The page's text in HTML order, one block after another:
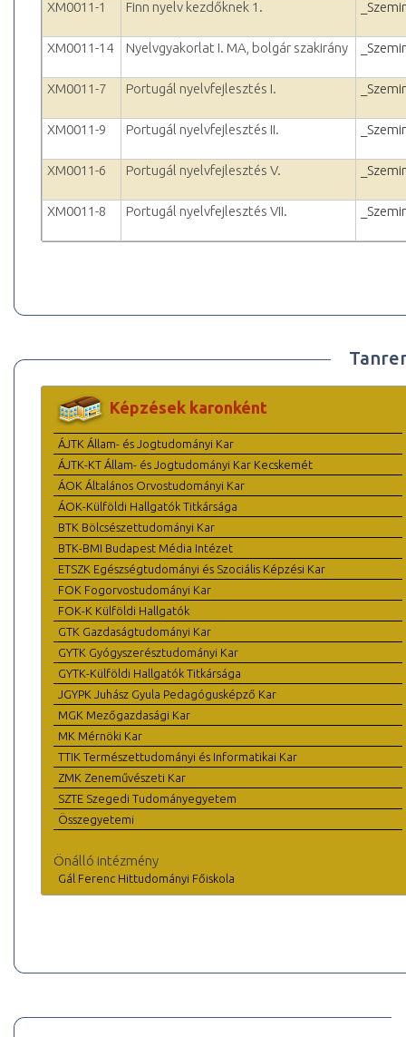
XM0011-1 Finn nyelv kezdőknek 1.
XM0011-14 Nyelvgyakorlat I. MA, bolgár szakirány
XM0011-7 Portugál nyelvfejlesztés I.
XM0011-9 Portugál nyelvfejlesztés II.
XM0011-6 Portugál nyelvfejlesztés V.
XM0011-8 Portugál nyelvfejlesztés VII.
Képzések karonként
ÁJTK Állam- és Jogtudományi Kar
ÁJTK-KT Állam- és Jogtudományi Kar Kecskemét
ÁOK Általános Orvostudományi Kar
ÁOK-Külföldi Hallgatók Titkársága
BTK Bölcsészettudományi Kar
BTK-BMI Budapest Média Intézet
ETSZK Egészségtudományi és Szociális Képzési Kar
FOK Fogorvostudományi Kar
FOK-K Külföldi Hallgatók
GTK Gazdaságtudományi Kar
GYTK Gyógyszerésztudományi Kar
GYTK-Külföldi Hallgatók Titkársága
JGYPK Juhász Gyula Pedagógusképző Kar
MGK Mezőgazdasági Kar
MK Mérnöki Kar
TTIK Természettudományi és Informatikai Kar
ZMK Zeneművészeti Kar
SZTE Szegedi Tudományegyetem
Összegyetemi
Önálló intézmény
Gál Ferenc Hittudományi Főiskola